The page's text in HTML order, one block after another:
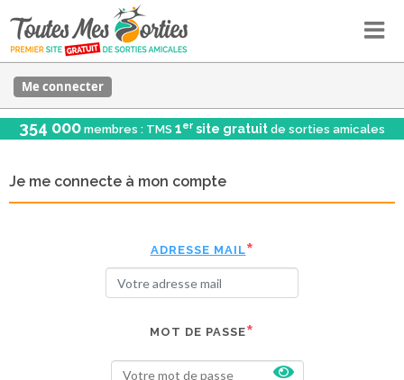
Me connecter
354 000 membres : TMS 1er site gratuit de sorties amicales
Je me connecte à mon compte
ADRESSE MAIL
MOT DE PASSE